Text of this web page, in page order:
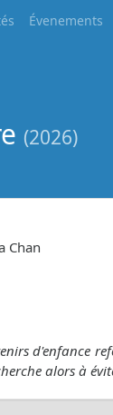
Évenements
(2026)
Chan
d'enfance
alors à